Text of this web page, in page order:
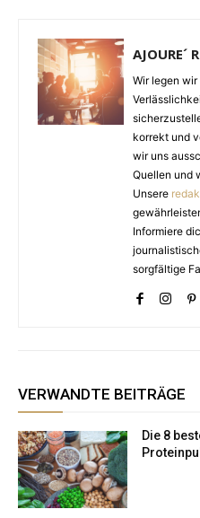
AJOURE´
Wir legen
korrekt und
wir uns
Quellen und
Unsere
Informiere
sorgfältige
VERWANDTE BEITRÄGE
Die 8